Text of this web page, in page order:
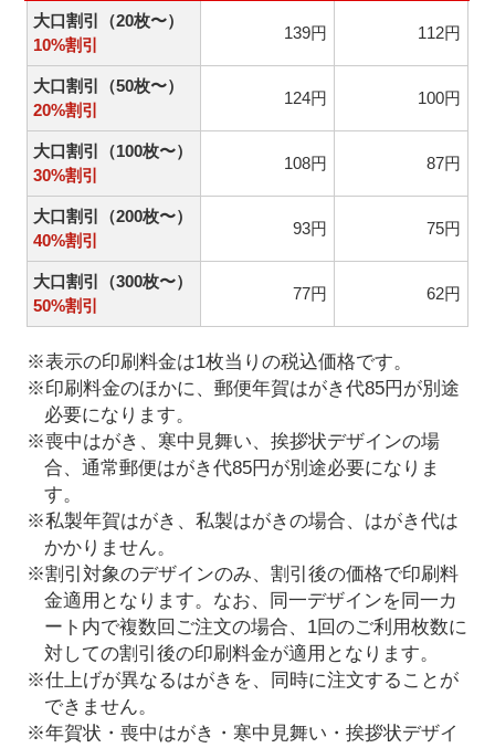
大口割引（20枚〜）
10%割引
139円 112円
大口割引（50枚〜）
20%割引
124円 100円
大口割引（100枚〜）
30%割引
108円 87円
大口割引（200枚〜）
40%割引
93円 75円
大口割引（300枚〜）
50%割引
77円 62円
※表示の印刷料金は1枚当りの税込価格です。
※印刷料金のほかに、郵便年賀はがき代85円が別途
必要になります。
※喪中はがき、寒中見舞い、挨拶状デザインの場
合、通常郵便はがき代85円が別途必要になりま
す。
※私製年賀はがき、私製はがきの場合、はがき代は
かかりません。
※割引対象のデザインのみ、割引後の価格で印刷料
金適用となります。なお、同一デザインを同一カ
ート内で複数回ご注文の場合、1回のご利用枚数に
対しての割引後の印刷料金が適用となります。
※仕上げが異なるはがきを、同時に注文することが
できません。
※年賀状・喪中はがき・寒中見舞い・挨拶状デザイ